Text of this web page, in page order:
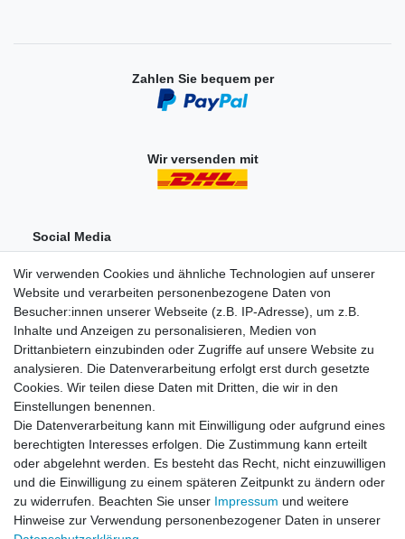
Zahlen Sie bequem per
Wir versenden mit
Social Media
Einkaufen
Zahlungsarten
Versandarten & -kosten
Widerrufsrecht
Zum Online-Widerruf
Mein Konto
Wir verwenden Cookies und ähnliche Technologien auf unserer
Website und verarbeiten personenbezogene Daten von
Besucher:innen unserer Webseite (z.B. IP-Adresse), um z.B.
Inhalte und Anzeigen zu personalisieren, Medien von
Drittanbietern einzubinden oder Zugriffe auf unsere Website zu
analysieren. Die Datenverarbeitung erfolgt erst durch gesetzte
Cookies. Wir teilen diese Daten mit Dritten, die wir in den
Einstellungen benennen.
Die Datenverarbeitung kann mit Einwilligung oder aufgrund eines
berechtigten Interesses erfolgen. Die Zustimmung kann erteilt
oder abgelehnt werden. Es besteht das Recht, nicht einzuwilligen
und die Einwilligung zu einem späteren Zeitpunkt zu ändern oder
zu widerrufen. Beachten Sie unser Impressum und weitere
Hinweise zur Verwendung personenbezogener Daten in unserer